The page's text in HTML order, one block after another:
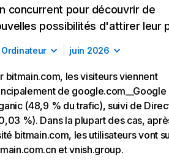
concurrent pour découvrir de
possibilités d'attirer leur
Ordinateur juin 2026
bitmain.com, les visiteurs viennent
de google.com__Google
(48,9 % du trafic), suivi de
%). Dans la plupart des cas,
bitmain.com, les utilisateurs vont
et vnish.group.